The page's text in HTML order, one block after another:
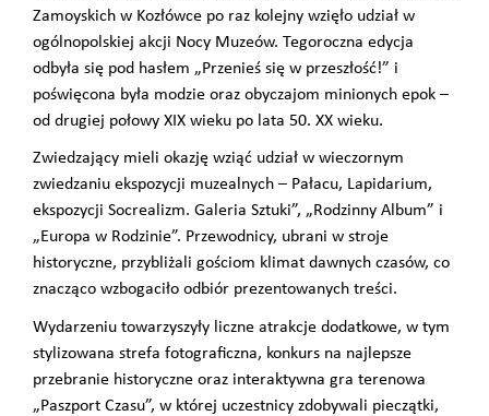
Zamoyskich w Kozłówce po raz kolejny wzięło udział w
ogólnopolskiej akcji Nocy Muzeów. Tegoroczna edycja
odbyła się pod hasłem „Przenieś się w przeszłość!” i
poświęcona była modzie oraz obyczajom minionych epok –
od drugiej połowy XIX wieku po lata 50. XX wieku.
Zwiedzający mieli okazję wziąć udział w wieczornym
zwiedzaniu ekspozycji muzealnych – Pałacu, Lapidarium,
ekspozycji Socrealizm. Galeria Sztuki”, „Rodzinny Album” i
„Europa w Rodzinie”. Przewodnicy, ubrani w stroje
historyczne, przybliżali gościom klimat dawnych czasów, co
znacząco wzbogaciło odbiór prezentowanych treści.
Wydarzeniu towarzyszyły liczne atrakcje dodatkowe, w tym
stylizowana strefa fotograficzna, konkurs na najlepsze
przebranie historyczne oraz interaktywna gra terenowa
„Paszport Czasu”, w której uczestnicy zdobywali pieczątki,